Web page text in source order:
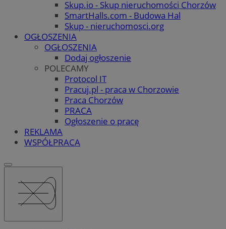
Skup.io - Skup nieruchomości Chorzów
SmartHalls.com - Budowa Hal
Skup - nieruchomosci.org
OGŁOSZENIA
OGŁOSZENIA
Dodaj ogłoszenie
POLECAMY
Protocol IT
Pracuj.pl - praca w Chorzowie
Praca Chorzów
PRACA
Ogłoszenie o pracę
REKLAMA
WSPÓŁPRACA